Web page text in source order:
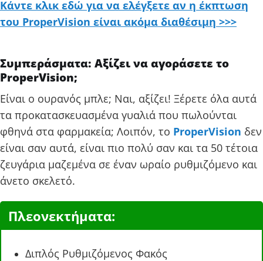
Κάντε κλικ εδώ για να ελέγξετε αν η έκπτωση
του ProperVision είναι ακόμα διαθέσιμη >>>
Συμπεράσματα: Αξίζει να αγοράσετε το
ProperVision;
Είναι ο ουρανός μπλε; Ναι, αξίζει! Ξέρετε όλα αυτά
τα προκατασκευασμένα γυαλιά που πωλούνται
φθηνά στα φαρμακεία; Λοιπόν, το ProperVision δεν
είναι σαν αυτά, είναι πιο πολύ σαν και τα 50 τέτοια
ζευγάρια μαζεμένα σε έναν ωραίο ρυθμιζόμενο και
άνετο σκελετό.
Πλεονεκτήματα:
Διπλός Ρυθμιζόμενος Φακός